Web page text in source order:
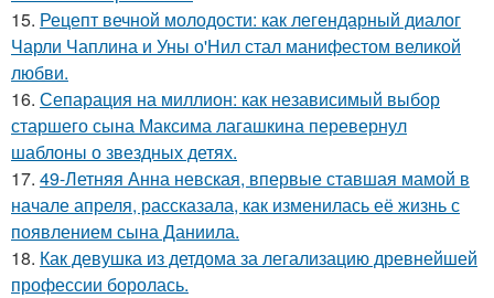
15. Рецепт вечной молодости: как легендарный диалог
Чарли Чаплина и Уны о'Нил стал манифестом великой
любви.
16. Сепарация на миллион: как независимый выбор
старшего сына Максима лагашкина перевернул
шаблоны о звездных детях.
17. 49-Летняя Анна невская, впервые ставшая мамой в
начале апреля, рассказала, как изменилась её жизнь с
появлением сына Даниила.
18. Как девушка из детдома за легализацию древнейшей
профессии боролась.